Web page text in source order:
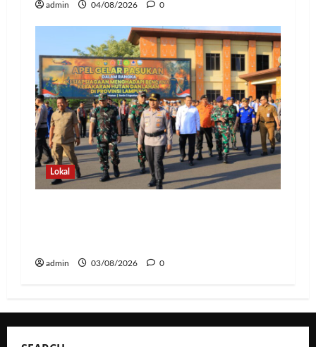
admin 04/08/2026 0
Lokal
admin 03/08/2026 0